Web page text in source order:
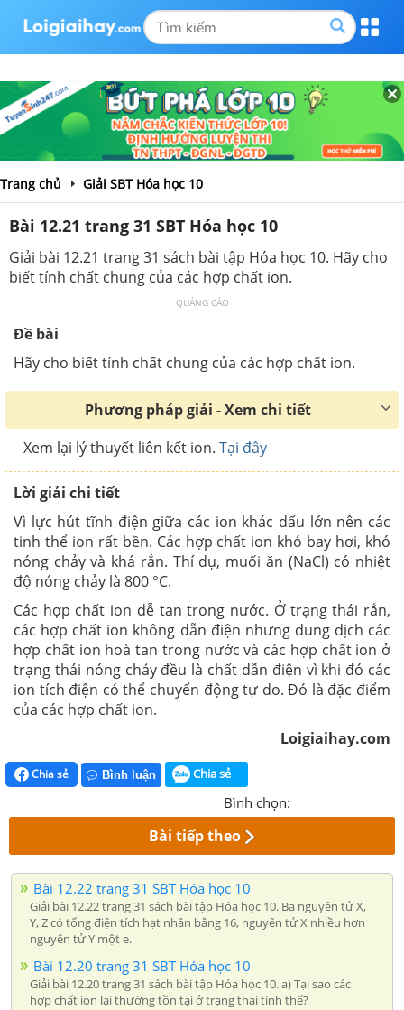
Trang chủ Giải SBT Hóa học 10
Bài 12.21 trang 31 SBT Hóa học 10
Giải bài 12.21 trang 31 sách bài tập Hóa học 10. Hãy cho
biết tính chất chung của các hợp chất ion.
QUẢNG CÁO
Đề bài
Hãy cho biết tính chất chung của các hợp chất ion.
Phương pháp giải - Xem chi tiết
Xem lại lý thuyết liên kết ion. Tại đây
Lời giải chi tiết
Vì lực hút tĩnh điện giữa các ion khác dấu lớn nên các
tinh thể ion rất bền. Các hợp chất ion khó bay hơi, khó
nóng chảy và khá rắn. Thí dụ, muối ăn (NaCl) có nhiệt
độ nóng chảy là 800 °C.
Các hợp chất ion dễ tan trong nước. Ở trạng thái rắn,
các hợp chất ion không dẫn điện nhưng dung dịch các
hợp chất ion hoà tan trong nước và các hợp chất ion ở
trạng thái nóng chảy đều là chất dẫn điện vì khi đó các
ion tích điện có thể chuyển động tự do. Đó là đặc điểm
của các hợp chất ion.
Loigiaihay.com
Chia sẻ Bình luận Chia sẻ
Bình chọn:
Bài tiếp theo
Bài 12.22 trang 31 SBT Hóa học 10
Giải bài 12.22 trang 31 sách bài tập Hóa học 10. Ba nguyên tử X,
Y, Z có tổng điện tích hạt nhân bằng 16, nguyên tử X nhiều hơn
nguyên tử Y một e.
Bài 12.20 trang 31 SBT Hóa học 10
Giải bài 12.20 trang 31 sách bài tập Hóa học 10. a) Tại sao các
hợp chất ion lại thường tồn tại ở trạng thái tinh thể?